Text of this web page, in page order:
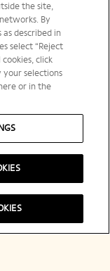
the site,
By
described in
select “Reject
click
your selections
or in the